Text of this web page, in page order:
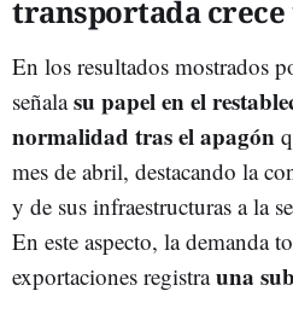
transportada crece
En los resultados mostrados
señalasu papel en el
normalidad tras el apagón
mes de abril, destacando la
y de sus infraestructuras a la
En este aspecto, la demanda
exportaciones registrauna